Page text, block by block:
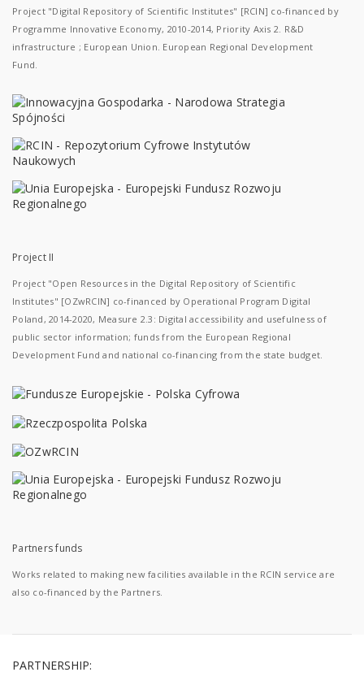
Project "Digital Repository of Scientific Institutes" [RCIN] co-financed by
Programme Innovative Economy, 2010-2014, Priority Axis 2. R&D
infrastructure ; European Union. European Regional Development
Fund.
Project II
Project "Open Resources in the Digital Repository of Scientific
Institutes" [OZwRCIN] co-financed by Operational Program Digital
Poland, 2014-2020, Measure 2.3: Digital accessibility and usefulness of
public sector information; funds from the European Regional
Development Fund and national co-financing from the state budget.
Partners funds
Works related to making new facilities available in the RCIN service are
also co-financed by the Partners.
PARTNERSHIP: